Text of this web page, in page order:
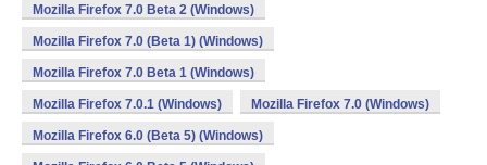
Mozilla Firefox 7.0 Beta 2 (Windows)
Mozilla Firefox 7.0 (Beta 1) (Windows)
Mozilla Firefox 7.0 Beta 1 (Windows)
Mozilla Firefox 7.0.1 (Windows) Mozilla Firefox 7.0 (Windows)
Mozilla Firefox 6.0 (Beta 5) (Windows)